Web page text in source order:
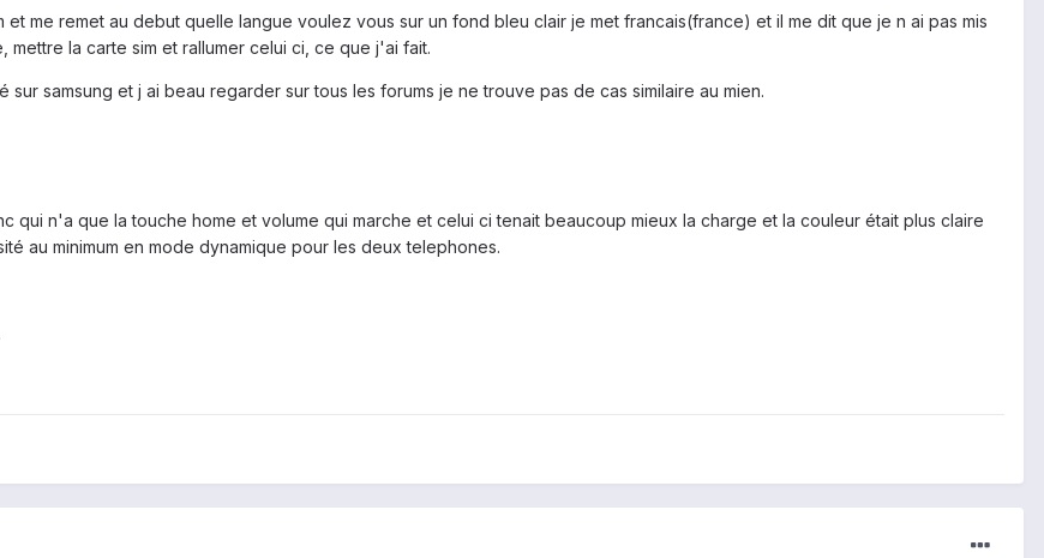
me remet au debut quelle langue voulez vous sur un fond bleu clair je met francais(france) et il me dit que je n ai pas mis
la carte sim et rallumer celui ci, ce que j'ai fait.
sur samsung et j ai beau regarder sur tous les forums je ne trouve pas de cas similaire au mien.
qui n'a que la touche home et volume qui marche et celui ci tenait beaucoup mieux la charge et la couleur était plus claire
au minimum en mode dynamique pour les deux telephones.